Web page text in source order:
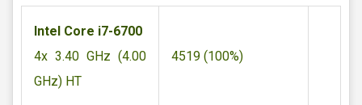
Intel Core i7-6700
4x 3.40 GHz (4.00
GHz) HT
4519 (100%)